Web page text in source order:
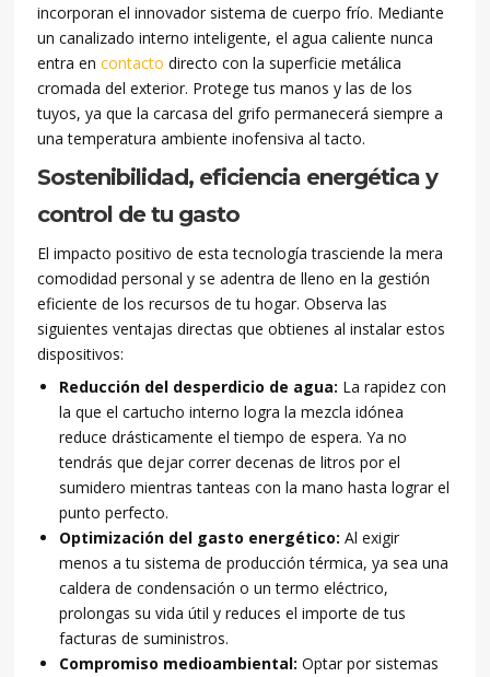
incorporan el innovador sistema de cuerpo frío. Mediante
un canalizado interno inteligente, el agua caliente nunca
entra encontacto directo con la superficie metálica
cromada del exterior. Protege tus manos y las de los
tuyos, ya que la carcasa del grifo permanecerá siempre a
una temperatura ambiente inofensiva al tacto.
Sostenibilidad, eficiencia energética y
control de tu gasto
El impacto positivo de esta tecnología trasciende la mera
comodidad personal y se adentra de lleno en la gestión
eficiente de los recursos de tu hogar. Observa las
siguientes ventajas directas que obtienes al instalar estos
dispositivos:
Reducción del desperdicio de agua: La rapidez con
la que el cartucho interno logra la mezcla idónea
reduce drásticamente el tiempo de espera. Ya no
tendrás que dejar correr decenas de litros por el
sumidero mientras tanteas con la mano hasta lograr el
punto perfecto.
Optimización del gasto energético: Al exigir
menos a tu sistema de producción térmica, ya sea una
caldera de condensación o un termo eléctrico,
prolongas su vida útil y reduces el importe de tus
facturas de suministros.
Compromiso medioambiental: Optar por sistemas